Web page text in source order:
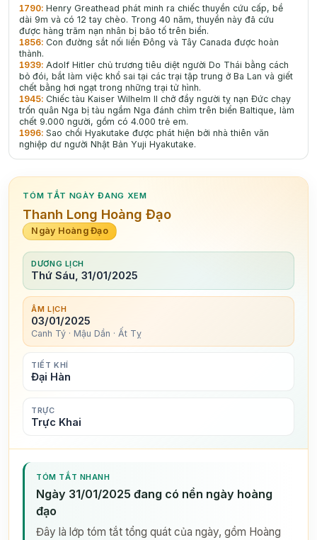
1790:Henry Greathead phát minh ra chiếc thuyền cứu cấp, bề
dài 9m và có 12 tay chèo. Trong 40 năm, thuyền này đã cứu
được hàng trăm nạn nhân bị bão tố trên biển.
1856:Con đường sắt nối liền Đông và Tây Canada được hoàn
thành.
1939: Adolf Hitler chủ trương tiêu diệt người Do Thái bằng cách
bỏ đói, bắt làm việc khổ sai tại các trại tập trung ở Ba Lan và giết
chết bằng hơi ngạt trong những trại tử hình.
1945:Chiếc tàu Kaiser Wilhelm II chở đầy người tỵ nạn Đức chạy
trốn quân Nga bị tàu ngầm Nga đánh chìm trên biển Baltique, làm
chết 9.000 người, gồm có 4.000 trẻ em.
1996:Sao chổi Hyakutake được phát hiện bởi nhà thiên văn
nghiệp dư người Nhật Bản Yuji Hyakutake.
TÓM TẮT NGÀY ĐANG XEM
Thanh Long Hoàng Đạo
Ngày Hoàng Đạo
DƯƠNG LỊCH
Thứ Sáu, 31/01/2025
ÂM LỊCH
03/01/2025
Canh Tý · Mậu Dần · Ất Tỵ
TIẾT KHÍ
Đại Hàn
TRỰC
Trực Khai
TÓM TẮT NHANH
Ngày 31/01/2025 đang có nền ngày hoàng
đạo
Đây là lớp tóm tắt tổng quát của ngày, gồm Hoàng